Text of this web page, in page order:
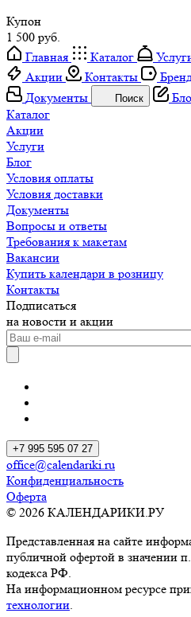
Купон
1 500 руб.
Главная
Каталог
Акции
Контакты
Документы
Поиск
Каталог
Акции
Услуги
Блог
Условия оплаты
Условия доставки
Документы
Вопросы и ответы
Требования к макетам
Вакансии
Купить календари в розницу
Контакты
Подписаться
на новости и акции
+7 995 595 07 27
office@calendariki.ru
Конфиденциальность
Оферта
© 2026 КАЛЕНДАРИКИ.РУ
Представленная на сайте
публичной офертой в значении
кодекса РФ.
На информационном ресурсе
технологии.